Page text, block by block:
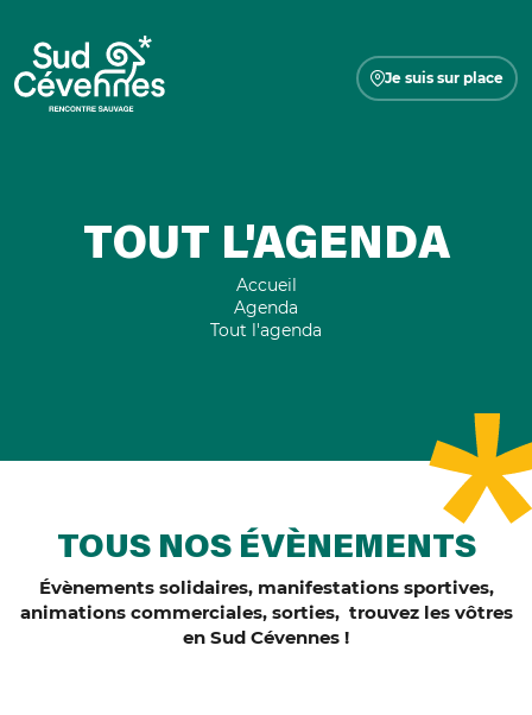
Je suis sur place
TOUT L'AGENDA
Accueil
Agenda
Tout l'agenda
TOUS NOS ÉVÈNEMENTS
Évènements solidaires, manifestations sportives,
animations commerciales, sorties, trouvez les vôtres
en Sud Cévennes !